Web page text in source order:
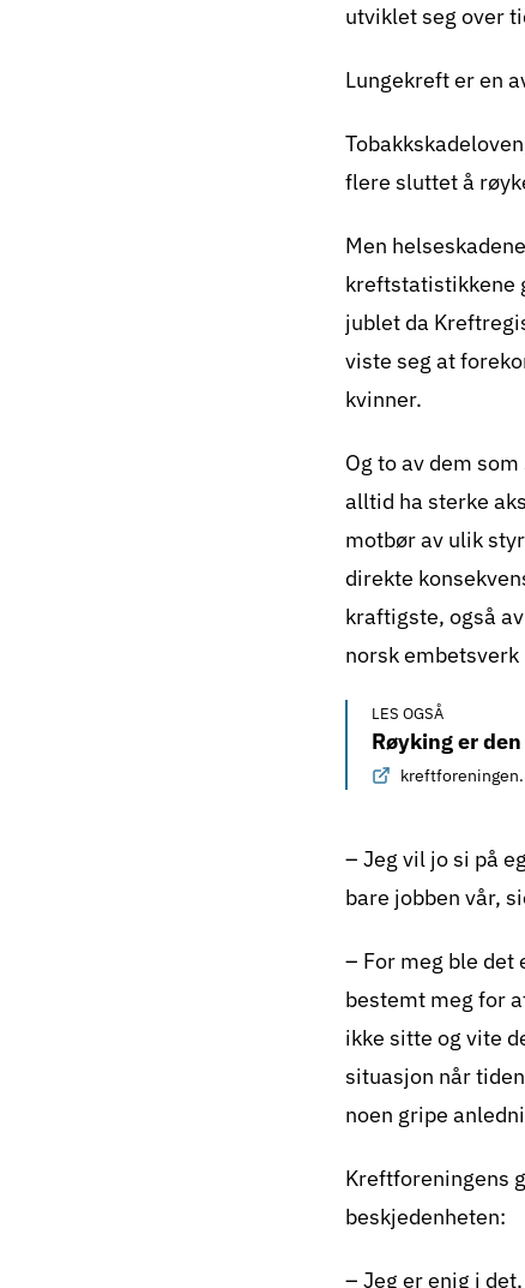
utviklet seg over
Lungekrefter en
flere sluttet å
Men
kreftstatistikkene
jublet da
viste seg at
kvinner.
Og to av dem
alltid ha sterke
motbør av ulik
direkte
kraftigste, også
norsk
LES OGSÅ
Røyking er
– Jeg vil jo si på
bare jobben vår,
– For meg ble det
bestemt meg for
ikke sitte og vite
situasjon når
noen gripe
Kreftforeningens
beskjedenheten:
– Jeg er enig i